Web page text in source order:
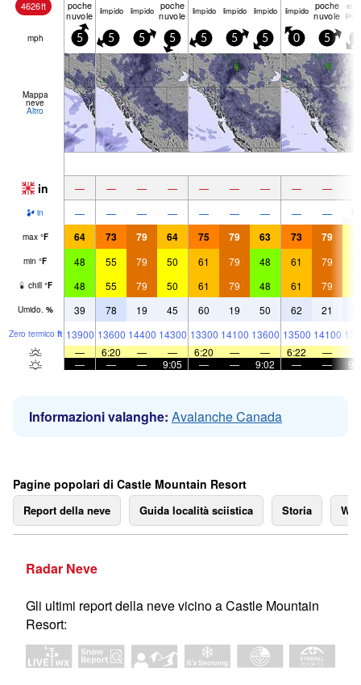
4626ft poche
nuvole limp­ido limp­ido poche
nuvole limp­ido limp­ido limp­ido limp­ido poche
nuvole
mph 5 5 5 5 5 5 5 0 5
Mappa
neve
Altro
in — — — — — — — — —
in — — — — — — — — —
max °F 64 73 79 64 75 79 63 73 79
min °F 48 55 79 50 61 79 48 61 79
chill °F 48 55 79 50 61 79 48 61 79
Umido. % 39 78 19 45 60 19 50 62 21
Zero termico ft 13900 13600 14400 14300 13300 14100 13600 13500 14100
—
6:20 — — 6:20 — — 6:22 —
—
— — 9:05 — — 9:02 — —
Informazioni valanghe: Avalanche Canada
Pagine popolari di Castle Mountain Resort
Report della neve Guida località sciistica Storia
Radar Neve
Gli ultimi report della neve vicino a Castle Mountain
Resort: